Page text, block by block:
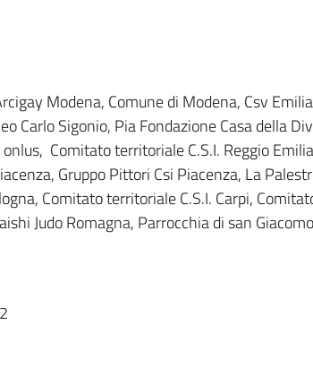
Modena, Comune di Modena, Csv
Carlo Sigonio, Pia Fondazione Casa della
Comitato territoriale C.S.I. Reggio
Gruppo Pittori Csi Piacenza, La
Comitato territoriale C.S.I. Carpi,
Judo Romagna, Parrocchia di san